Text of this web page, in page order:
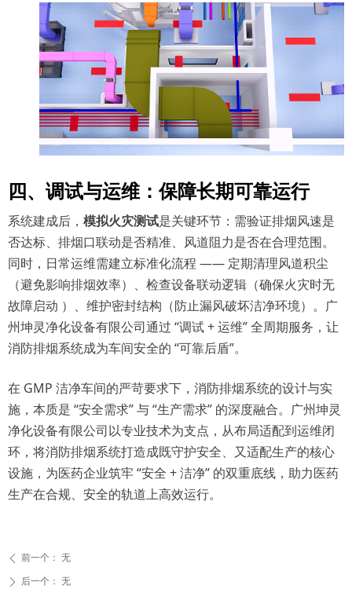
四、调试与运维：保障长期可靠运行
系统建成后， 模拟火灾测试是关键环节：需验证排烟风速是
否达标、排烟口联动是否精准、风道阻力是否在合理范围。
同时，日常运维需建立标准化流程 —— 定期清理风道积尘
（避免影响排烟效率）、检查设备联动逻辑（确保火灾时无
故障启动 ）、维护密封结构（防止漏风破坏洁净环境）。广
州坤灵净化设备有限公司通过 “调试 + 运维” 全周期服务，让
消防排烟系统成为车间安全的 “可靠后盾”。
在 GMP 洁净车间的严苛要求下，消防排烟系统的设计与实
施，本质是 “安全需求” 与 “生产需求” 的深度融合。广州坤灵
净化设备有限公司以专业技术为支点，从布局适配到运维闭
环，将消防排烟系统打造成既守护安全、又适配生产的核心
设施，为医药企业筑牢 “安全 + 洁净” 的双重底线，助力医药
生产在合规、安全的轨道上高效运行。
ꄴ 前一个： 无
ꄲ 后一个： 无